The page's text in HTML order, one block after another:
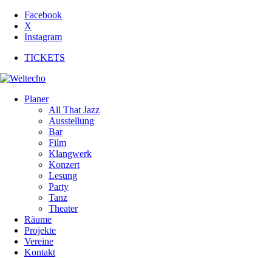
Facebook
X
Instagram
TICKETS
Planer
All That Jazz
Ausstellung
Bar
Film
Klangwerk
Konzert
Lesung
Party
Tanz
Theater
Räume
Projekte
Vereine
Kontakt